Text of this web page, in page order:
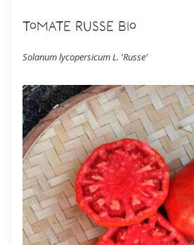
Tomate Russe Bio
Solanum lycopersicum L. 'Russe'